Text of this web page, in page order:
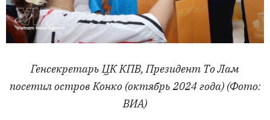
Генсекретарь ЦК КПВ, Президент То Лам
посетил остров Конко (октябрь 2024 года) (Фото:
ВИА)